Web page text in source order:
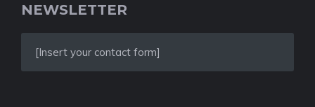
NEWSLETTER
[Insert your contact form]